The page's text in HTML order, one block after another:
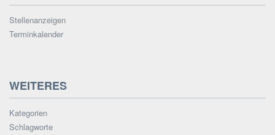
Stellenanzeigen
Terminkalender
WEITERES
Kategorien
Schlagworte